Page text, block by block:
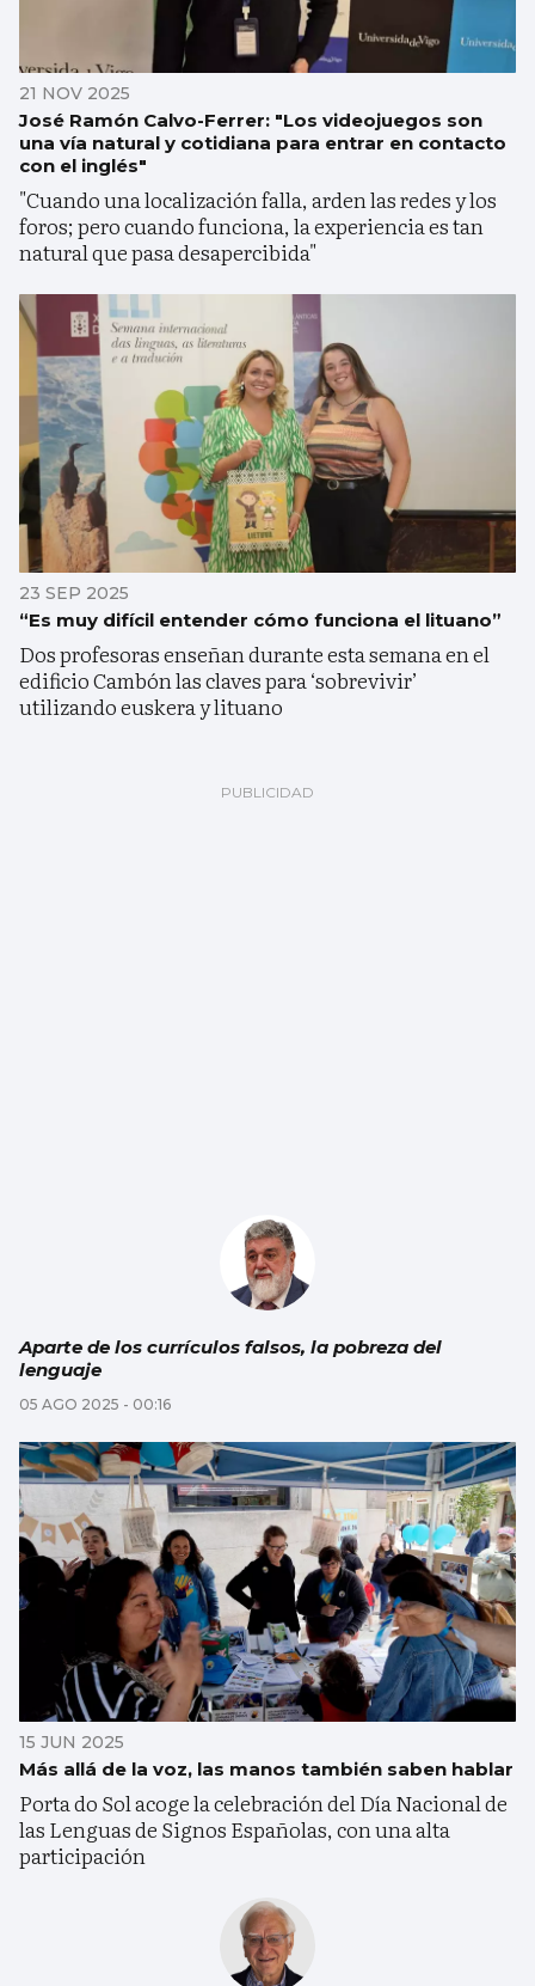
21 NOV 2025
José Ramón Calvo-Ferrer: "Los videojuegos son
una vía natural y cotidiana para entrar en contacto
con el inglés"
"Cuando una localización falla, arden las redes y los
foros; pero cuando funciona, la experiencia es tan
natural que pasa desapercibida"
23 SEP 2025
“Es muy difícil entender cómo funciona el lituano”
Dos profesoras enseñan durante esta semana en el
edificio Cambón las claves para ‘sobrevivir’
utilizando euskera y lituano
Aparte de los currículos falsos, la pobreza del
lenguaje
05 AGO 2025 - 00:16
15 JUN 2025
Más allá de la voz, las manos también saben hablar
Porta do Sol acoge la celebración del Día Nacional de
las Lenguas de Signos Españolas, con una alta
participación